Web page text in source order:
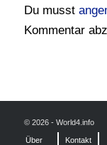
Du musst
Kommentar
© 2026 - World4.info
Über Kontakt